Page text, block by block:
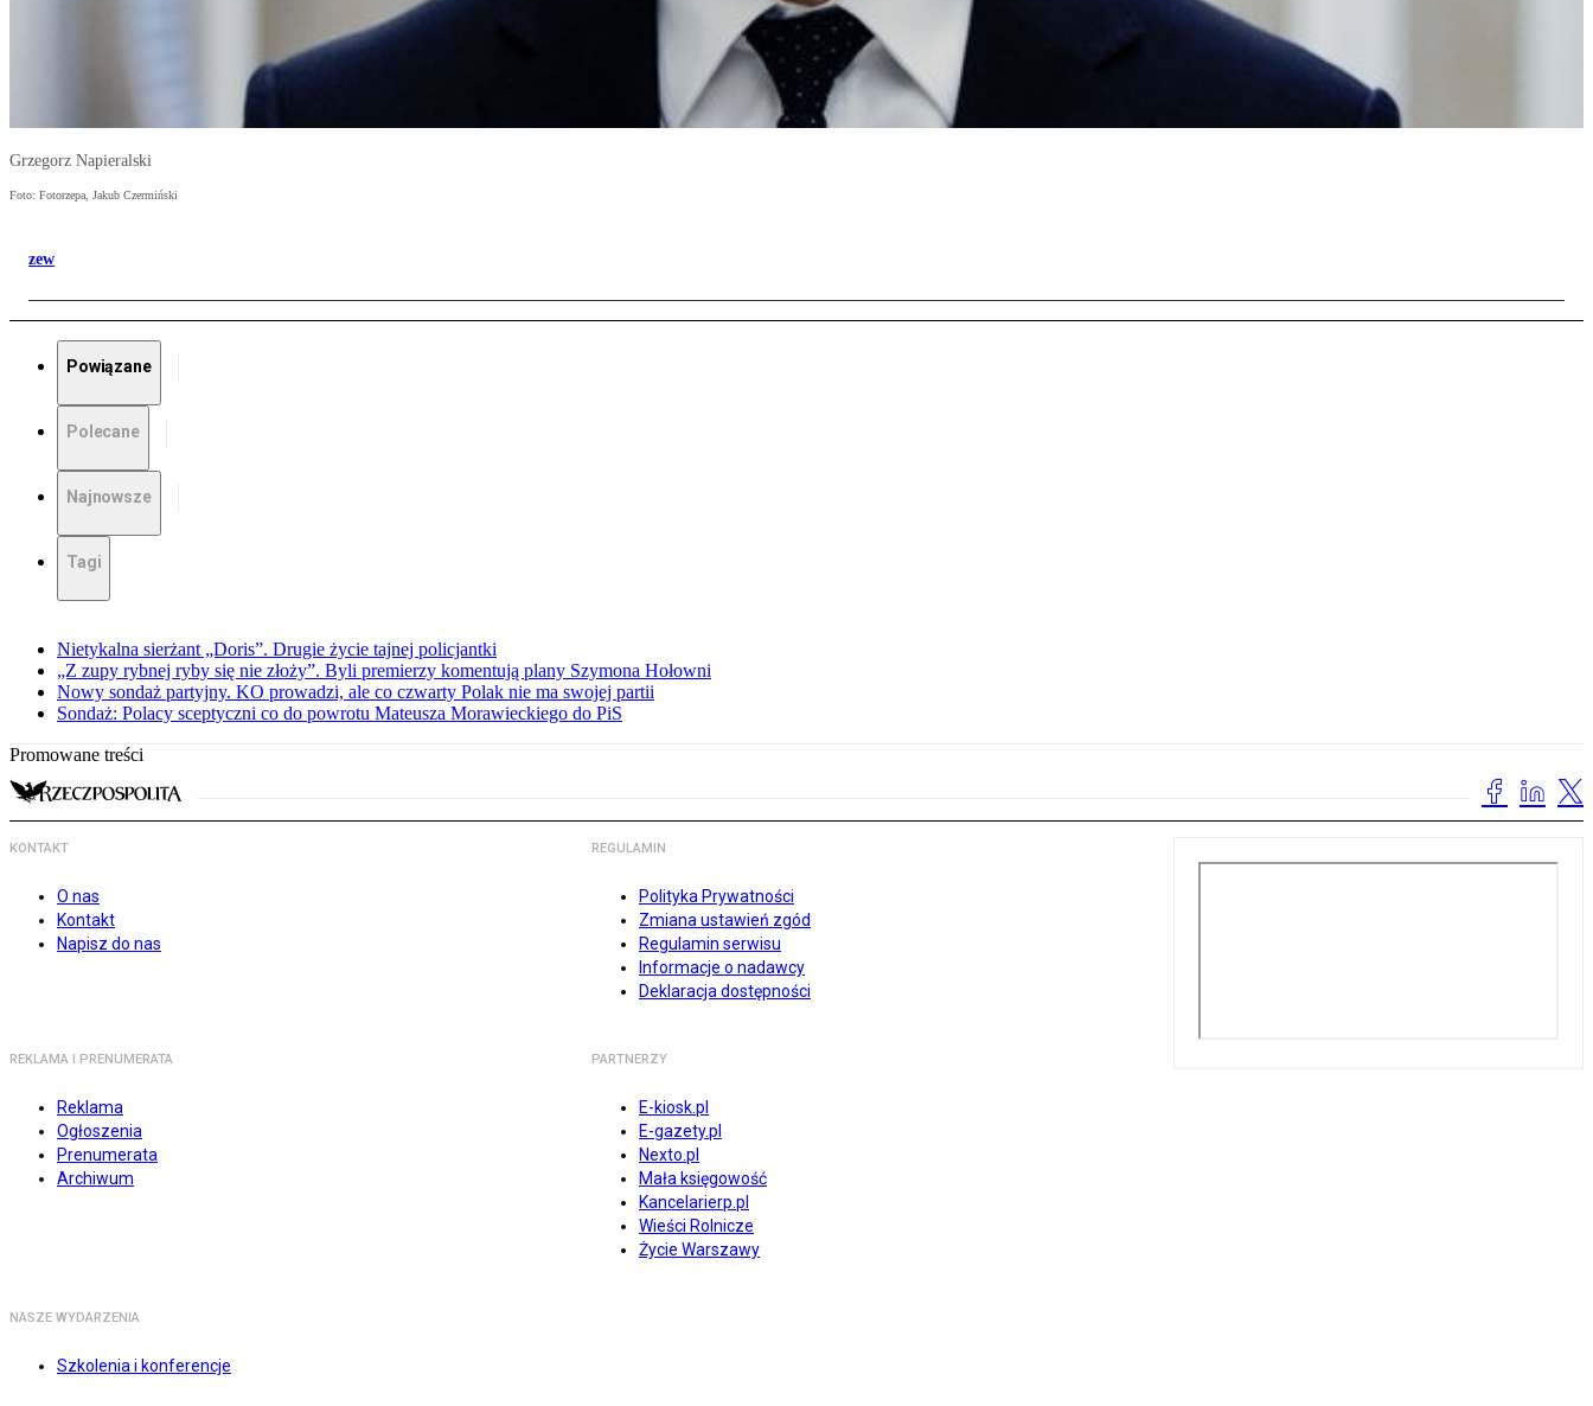
Grzegorz Napieralski
Foto: Fotorzepa, Jakub Czermiński
zew
Powiązane
Polecane
Najnowsze
Tagi
Nietykalna sierżant „Doris”. Drugie życie tajnej policjantki
„Z zupy rybnej ryby się nie złoży”. Byli premierzy komentują plany Szymona Hołowni
Nowy sondaż partyjny. KO prowadzi, ale co czwarty Polak nie ma swojej partii
Sondaż: Polacy sceptyczni co do powrotu Mateusza Morawieckiego do PiS
Promowane treści
KONTAKT
O nas
Kontakt
Napisz do nas
REGULAMIN
Polityka Prywatności
Zmiana ustawień zgód
Regulamin serwisu
Informacje o nadawcy
Deklaracja dostępności
REKLAMA I PRENUMERATA
Reklama
Ogłoszenia
Prenumerata
Archiwum
PARTNERZY
E-kiosk.pl
E-gazety.pl
Nexto.pl
Mała księgowość
Kancelarierp.pl
Wieści Rolnicze
Życie Warszawy
NASZE WYDARZENIA
Szkolenia i konferencje